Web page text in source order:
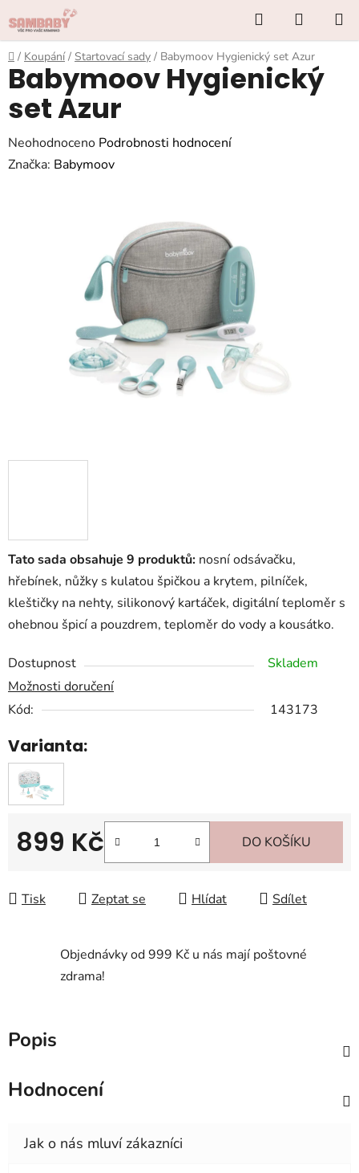
na
obsah
Hledat
KOŠÍK
Domů
/ Koupání / Startovací sady / Babymoov Hygienický set Azur
Tato sada obsahuje 9 produktů: nosní odsávačku,
hřebínek, nůžky s kulatou špičkou a krytem, pilníček,
kleštičky na nehty, silikonový kartáček, digitální teploměr s
ohebnou špicí a pouzdrem, teploměr do vody a kousátko.
Dostupnost
Skladem
Možnosti doručení
Kód:
143173
Varianta:
899 Kč DO KOŠÍKU
Tisk Zeptat se Hlídat Sdílet
Babymoov Hygienický
set Azur
Průměrné
hodnocení
Neohodnoceno Podrobnosti hodnocení
Značka: Babymoov
Objednávky od 999 Kč u nás mají poštovné
zdrama!
Popis
Hodnocení